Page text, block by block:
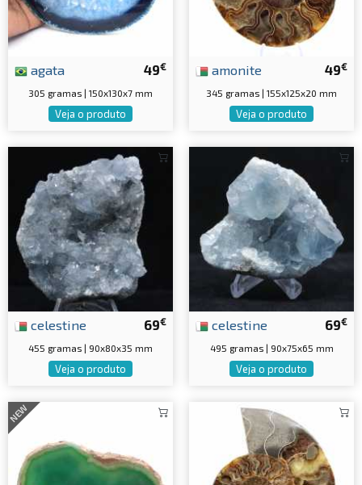
49€
agata
305 gramas | 150x130x7 mm
Veja o produto
49€
amonite
345 gramas | 155x125x20 mm
Veja o produto
69€
celestine
455 gramas | 90x80x35 mm
Veja o produto
69€
celestine
495 gramas | 90x75x65 mm
Veja o produto
NEW